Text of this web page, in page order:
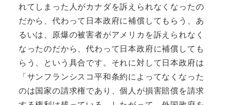
れてしまった人がカナダを訴えられなくなったの
だから、代わって日本政府に補償してもらう、あ
るいは、原爆の被害者がアメリカを訴えられなく
なったのだから、代わって日本政府に補償しても
らう、という具合です。それに対して日本政府は
「サンフランシスコ平和条約によってなくなった
のは国家の請求権であり、個人が損害賠償を請求